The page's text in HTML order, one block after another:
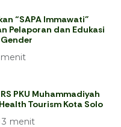
“SAPA Immawati”
Pelaporan dan Edukasi
menit
PKU Muhammadiyah
Tourism Kota Solo
3 menit